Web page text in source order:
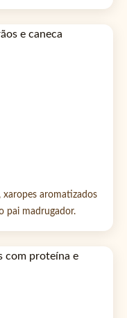
xaropes aromatizados
pai madrugador.